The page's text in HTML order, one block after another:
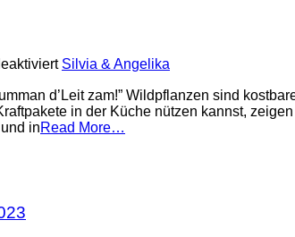
für
WildKräuterKüche
Silvia & Angelika
d’Leit zam!” Wildpflanzen sind
in der Küche nützen kannst,
inRead More…